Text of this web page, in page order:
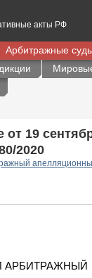
акты РФ
Арбитражные
от 19
2020
АРБИТРАЖНЫЙ